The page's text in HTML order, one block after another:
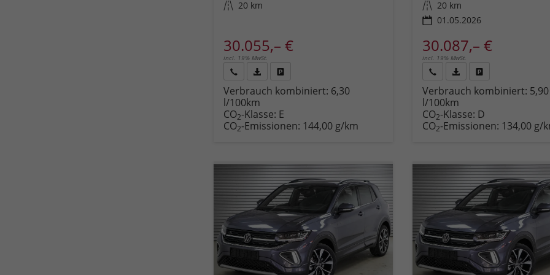
Kilometerstand 20 km
30.055,– €
incl. 19% MwSt.
anfordernDatei,
Fahrzeugexposé
drucken
drucken,
oder
vergleichen
Verbrauch kombiniert: 6,30
l/100km
CO2-Klasse: E
CO2-Emissionen: 144,00 g/km
Kilometerstand 20 km
01.05.2026
30.087,– €
incl. 19% MwSt.
anfordernDatei,
Fahrzeugexposé
drucken
drucken,
oder
vergleichen
Verbrauch kombiniert: 5,90
l/100km
CO2-Klasse: D
CO2-Emissionen: 134,00 g/